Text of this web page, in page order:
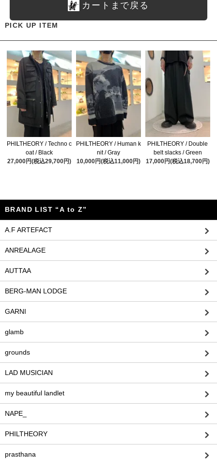
カートまで戻る
PICK UP ITEM
PHILTHEORY / Techno c
oat / Black
27,000円(税込29,700円)
PHILTHEORY / Human k
nit / Gray
10,000円(税込11,000円)
PHILTHEORY / Double
belt slacks / Green
17,000円(税込18,700円)
BRAND LIST “A to Z”
A.F ARTEFACT
ANREALAGE
AUTTAA
BERG-MAN LODGE
GARNI
glamb
grounds
LAD MUSICIAN
my beautiful landlet
NAPE_
PHILTHEORY
prasthana